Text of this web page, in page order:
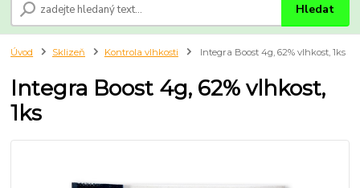
Hledat
Úvod Sklizeň Kontrola vlhkosti Integra Boost 4g, 62% vlhkost, 1ks
Integra Boost 4g, 62% vlhkost,
1ks